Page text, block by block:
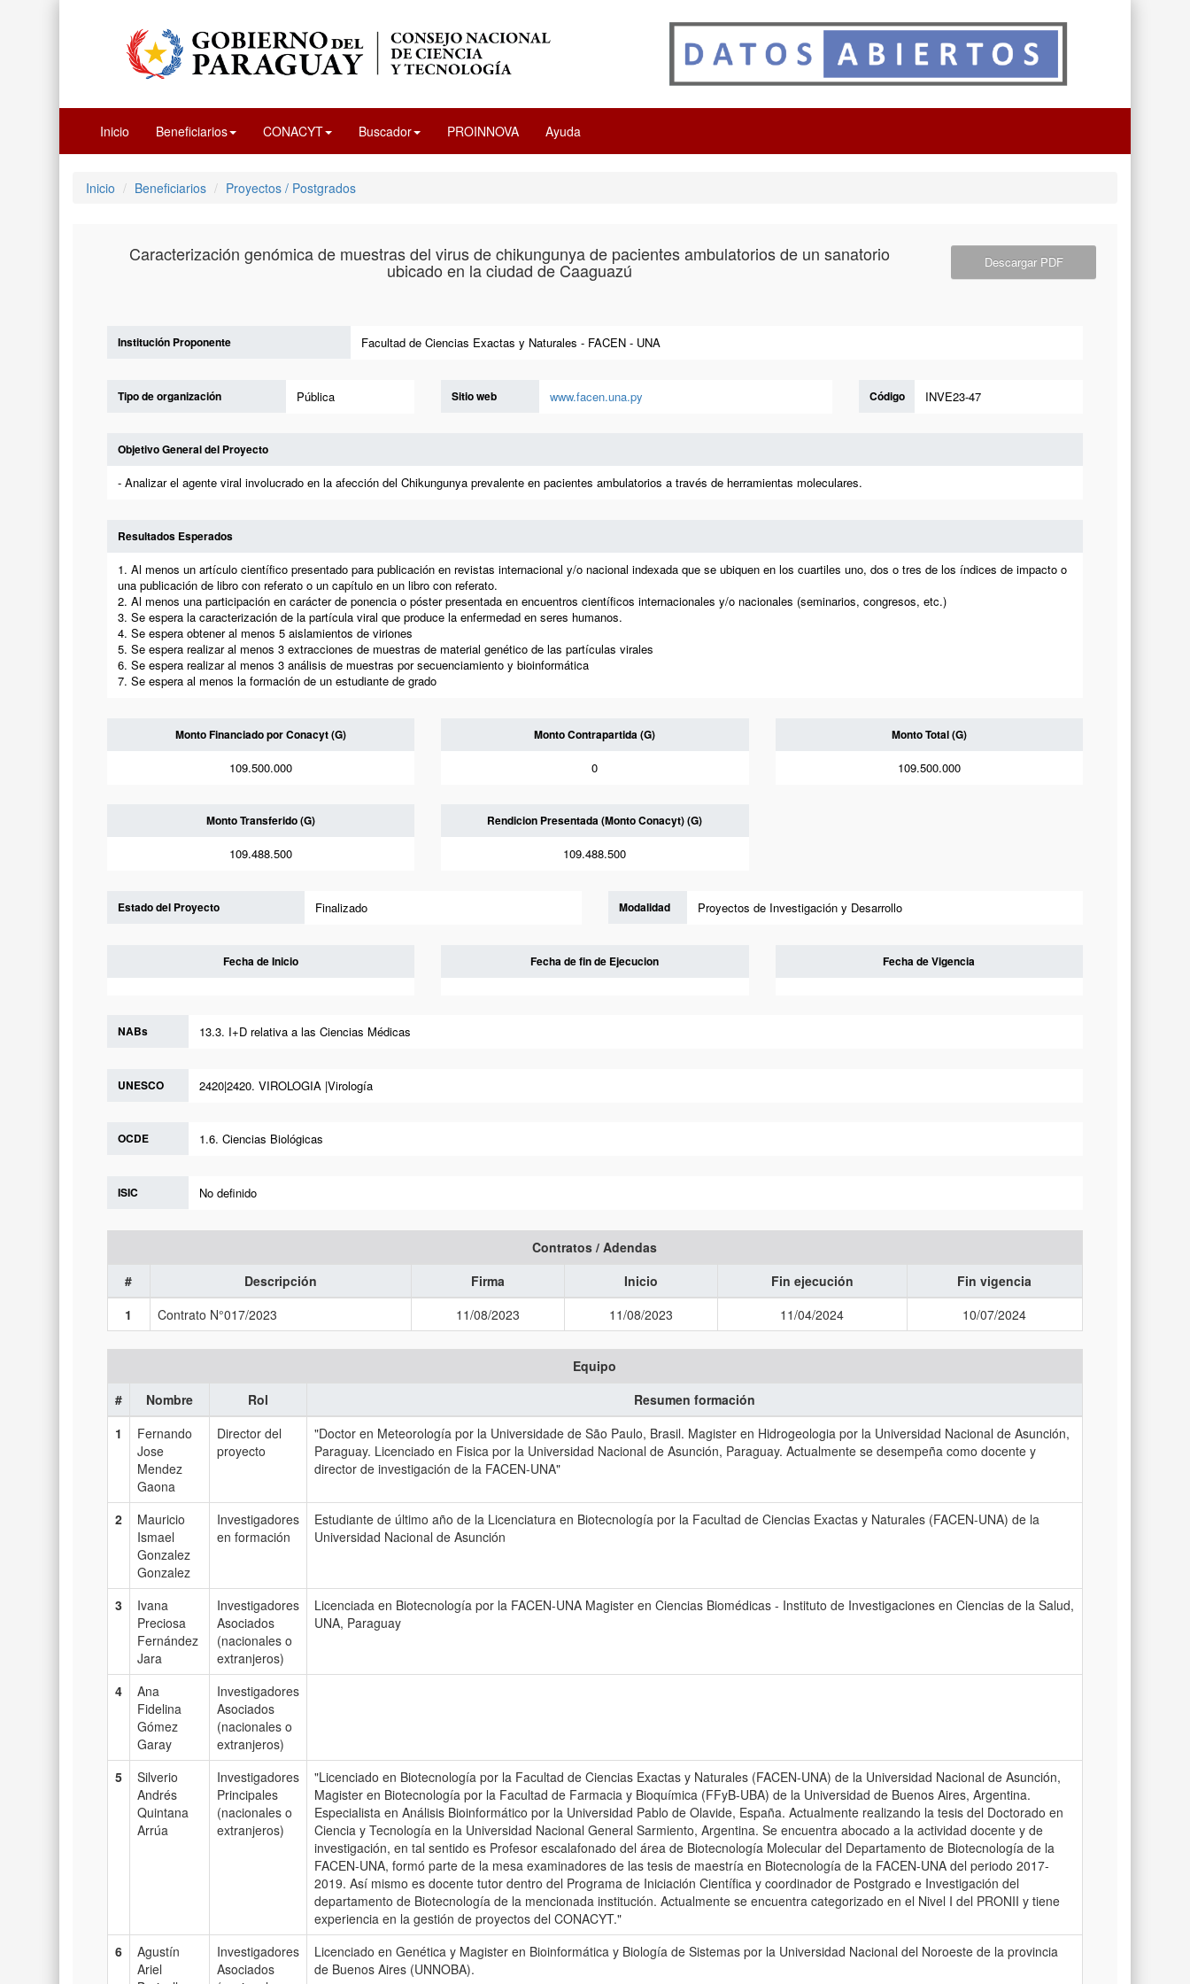
Inicio Beneficiarios CONACYT Buscador PROINNOVA Ayuda
Inicio Beneficiarios Proyectos / Postgrados
Caracterización genómica de muestras del virus de chikungunya de pacientes ambulatorios de un sanatorio
ubicado en la ciudad de Caaguazú Descargar PDF
Institución Proponente Facultad de Ciencias Exactas y Naturales - FACEN - UNA
Tipo de organización Pública Sitio web www.facen.una.py Código INVE23-47
Objetivo General del Proyecto
- Analizar el agente viral involucrado en la afección del Chikungunya prevalente en pacientes ambulatorios a través de herramientas moleculares.
Resultados Esperados
1. Al menos un artículo científico presentado para publicación en revistas internacional y/o nacional indexada que se ubiquen en los cuartiles uno, dos o tres de los índices de impacto o
una publicación de libro con referato o un capítulo en un libro con referato.
2. Al menos una participación en carácter de ponencia o póster presentada en encuentros científicos internacionales y/o nacionales (seminarios, congresos, etc.)
3. Se espera la caracterización de la partícula viral que produce la enfermedad en seres humanos.
4. Se espera obtener al menos 5 aislamientos de viriones
5. Se espera realizar al menos 3 extracciones de muestras de material genético de las partículas virales
6. Se espera realizar al menos 3 análisis de muestras por secuenciamiento y bioinformática
7. Se espera al menos la formación de un estudiante de grado
Monto Financiado por Conacyt (G)
109.500.000
Monto Contrapartida (G)
0
Monto Total (G)
109.500.000
Monto Transferido (G)
109.488.500
Rendicion Presentada (Monto Conacyt) (G)
109.488.500
Estado del Proyecto Finalizado Modalidad Proyectos de Investigación y Desarrollo
Fecha de Inicio Fecha de fin de Ejecucion Fecha de Vigencia
NABs 13.3. I+D relativa a las Ciencias Médicas
UNESCO 2420|2420. VIROLOGIA |Virología
OCDE 1.6. Ciencias Biológicas
ISIC No definido
Contratos / Adendas
#
Descripción Firma Inicio Fin ejecución
Fin vigencia
1
Contrato N°017/2023 11/08/2023 11/08/2023 11/04/2024 10/07/2024
Equipo
#
Nombre Rol
Resumen formación
1
Fernando
Jose
Mendez
Gaona
Director del
proyecto
"Doctor en Meteorología por la Universidade de São Paulo, Brasil. Magister en Hidrogeologia por la Universidad Nacional de Asunción,
Paraguay. Licenciado en Fisica por la Universidad Nacional de Asunción, Paraguay. Actualmente se desempeña como docente y
director de investigación de la FACEN-UNA"
2
Mauricio
Ismael
Gonzalez
Gonzalez
Investigadores
en formación
Estudiante de último año de la Licenciatura en Biotecnología por la Facultad de Ciencias Exactas y Naturales (FACEN-UNA) de la
Universidad Nacional de Asunción
3
Ivana
Preciosa
Fernández
Jara
Investigadores
Asociados
(nacionales o
extranjeros)
Licenciada en Biotecnología por la FACEN-UNA Magister en Ciencias Biomédicas - Instituto de Investigaciones en Ciencias de la Salud,
UNA, Paraguay
4
Ana
Fidelina
Gómez
Garay
Investigadores
Asociados
(nacionales o
extranjeros)
5
Silverio
Andrés
Quintana
Arrúa
Investigadores
Principales
(nacionales o
extranjeros)
"Licenciado en Biotecnología por la Facultad de Ciencias Exactas y Naturales (FACEN-UNA) de la Universidad Nacional de Asunción,
Magister en Biotecnología por la Facultad de Farmacia y Bioquímica (FFyB-UBA) de la Universidad de Buenos Aires, Argentina.
Especialista en Análisis Bioinformático por la Universidad Pablo de Olavide, España. Actualmente realizando la tesis del Doctorado en
Ciencia y Tecnología en la Universidad Nacional General Sarmiento, Argentina. Se encuentra abocado a la actividad docente y de
investigación, en tal sentido es Profesor escalafonado del área de Biotecnología Molecular del Departamento de Biotecnología de la
FACEN-UNA, formó parte de la mesa examinadores de las tesis de maestría en Biotecnología de la FACEN-UNA del periodo 2017-
2019. Así mismo es docente tutor dentro del Programa de Iniciación Científica y coordinador de Postgrado e Investigación del
departamento de Biotecnología de la mencionada institución. Actualmente se encuentra categorizado en el Nivel I del PRONII y tiene
experiencia en la gestión de proyectos del CONACYT."
6
Agustín
Ariel
Investigadores
Asociados
Licenciado en Genética y Magister en Bioinformática y Biología de Sistemas por la Universidad Nacional del Noroeste de la provincia
de Buenos Aires (UNNOBA).